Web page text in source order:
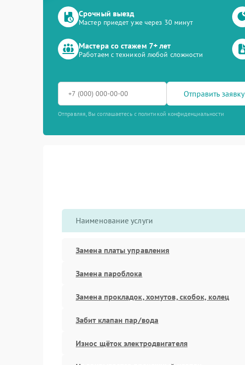
Срочный выезд
Мастер приедет уже через 30 минут
Мастера со стажем 7+ лет
Работаем с техникой любой сложности
Отправить заявку
Отправляя, Вы соглашаетесь с политикой конфиденциальности
Наименование услуги
Замена платы управления
Замена пароблока
Замена прокладок, хомутов, скобок, колец
Забит клапан пар/вода
Износ щёток электродвигателя